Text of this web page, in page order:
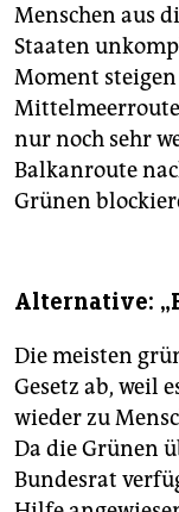
Menschen aus
Staaten
Moment
nur noch sehr
Balkanroute
Grünen
Alternative:
Die meisten
Gesetz ab, weil
wieder zu
Da die Grünen
Bundesrat